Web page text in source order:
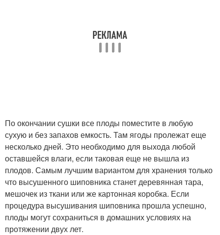
По окончании сушки все плоды поместите в любую
сухую и без запахов емкость. Там ягоды пролежат еще
несколько дней. Это необходимо для выхода любой
оставшейся влаги, если таковая еще не вышла из
плодов. Самым лучшим вариантом для хранения только
что высушенного шиповника станет деревянная тара,
мешочек из ткани или же картонная коробка. Если
процедура высушивания шиповника прошла успешно,
плоды могут сохраниться в домашних условиях на
протяжении двух лет.